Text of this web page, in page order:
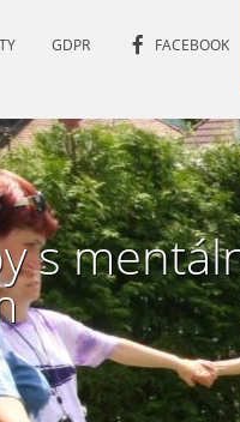
GDPR FACEBOOK
s